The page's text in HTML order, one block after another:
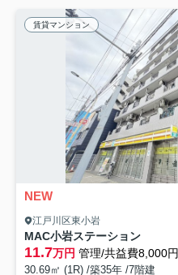
賃貸マンション
NEW
江戸川区東小岩
MAC小岩ステーション
11.7万円 管理/共益費8,000円
30.69㎡ (1R) /築35年 /7階建